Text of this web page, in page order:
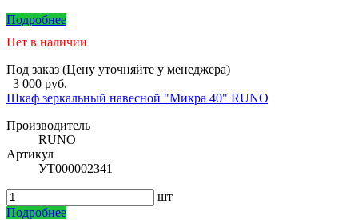
Подробнее
Нет в наличии
Под заказ (Цену уточняйте у менеджера)
3 000 руб.
Шкаф зеркальный навесной "Микра 40" RUNO
Производитель
RUNO
Артикул
УТ000002341
шт
Подробнее